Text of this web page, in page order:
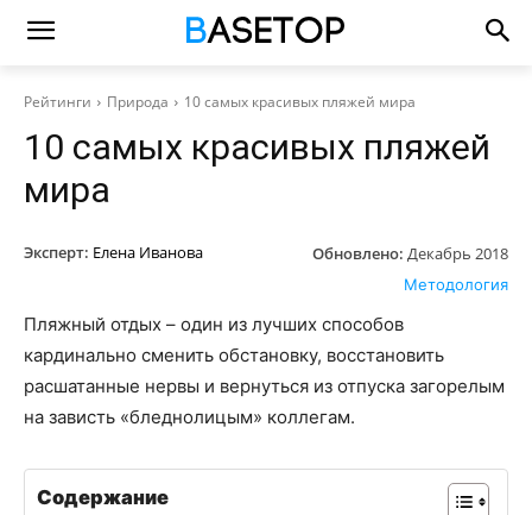
Рейтинги Природа 10 самых красивых пляжей мира
10 самых красивых пляжей
мира
Эксперт: Елена Иванова Обновлено: Декабрь 2018
Методология
Пляжный отдых – один из лучших способов
кардинально сменить обстановку, восстановить
расшатанные нервы и вернуться из отпуска загорелым
на зависть «бледнолицым» коллегам.
Содержание